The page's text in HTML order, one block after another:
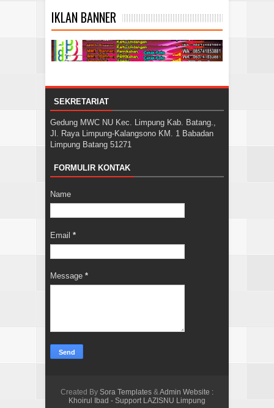
IKLAN BANNER
SEKRETARIAT
Gedung MWC NU Kec. Limpung Kab. Batang.,
Jl. Raya Limpung-Kalangsono KM. 1 Babadan
Limpung Batang 51271
FORMULIR KONTAK
Name
Email *
Message *
Created By Sora Templates &Admin Website :
Khoirul Ibad - Support LAZISNU Limpung